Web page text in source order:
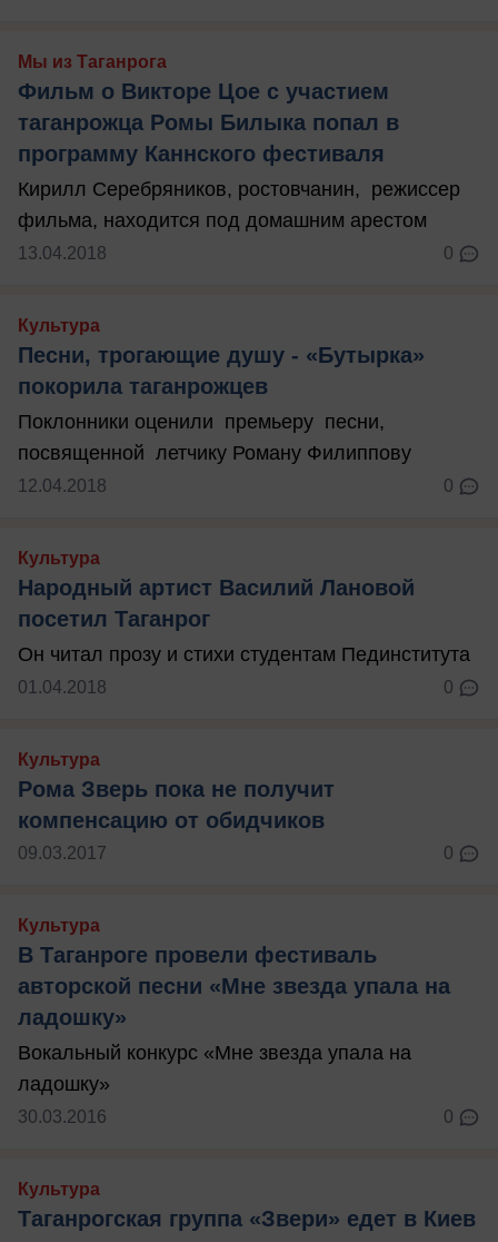
Мы из Таганрога
Фильм о Викторе Цое с участием
таганрожца Ромы Билыка попал в
программу Каннского фестиваля
Кирилл Серебряников, ростовчанин, режиссер
фильма, находится под домашним арестом
13.04.2018 0
Культура
Песни, трогающие душу - «Бутырка»
покорила таганрожцев
Поклонники оценили премьеру песни,
посвященной летчику Роману Филиппову
12.04.2018 0
Культура
Народный артист Василий Лановой
посетил Таганрог
Он читал прозу и стихи студентам Пединститута
01.04.2018 0
Культура
Рома Зверь пока не получит
компенсацию от обидчиков
09.03.2017 0
Культура
В Таганроге провели фестиваль
авторской песни «Мне звезда упала на
ладошку»
Вокальный конкурс «Мне звезда упала на
ладошку»
30.03.2016 0
Культура
Таганрогская группа «Звери» едет в Киев